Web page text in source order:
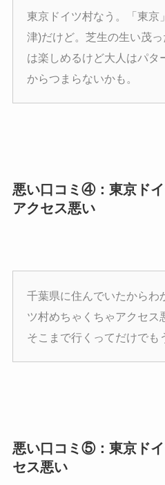
東京ドイツ村なう。「東京
津)だけど。芝生の生い茂
は楽しめるけど大人はパタ
からつまらないかも。
悪い口コミ④：東京ド
アクセス悪い
千葉県に住んでいたからわ
ツ村めちゃくちゃアクセス
そこまで行くってだけでも
悪い口コミ⑤：東京ド
セス悪い